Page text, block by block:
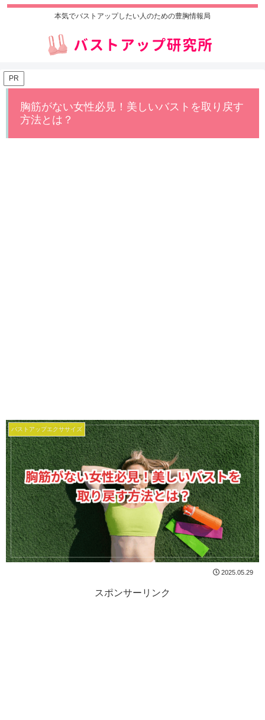
本気でバストアップしたい人のための豊胸情報局
PR
胸筋がない女性必見！美しいバストを取り戻す
方法とは？
バストアップエクササイズ
2025.05.29
スポンサーリンク